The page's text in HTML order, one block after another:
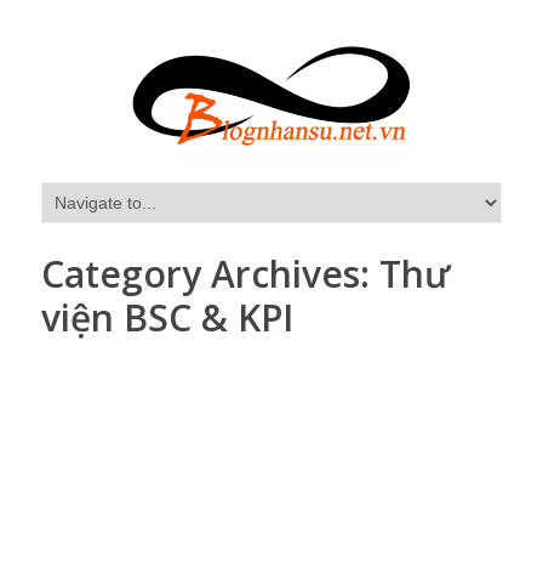
Category Archives: Thư
viện BSC & KPI